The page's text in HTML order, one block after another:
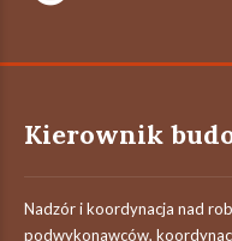
Kierownik
Nadzór i koordynacja nad
podwykonawców,